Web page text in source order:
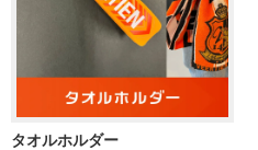
タオルホルダー